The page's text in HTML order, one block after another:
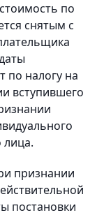
по
снятым с
по налогу на
вступившего
лица.
признании
постановки